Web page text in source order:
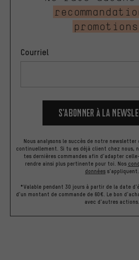
promotions
Courriel
S’abonner à la
Nous analysons le succès de notre
continuellement. Si tu es déjà client chez nous,
tes dernières commandes afin d'adapter
rendre ainsi plus pertinente pour toi. Nos
données s'appliquent.
*Valable pendant 30 jours à partir de la date
d'un montant de commande de 60€. Le bon
avec d'autres actions.